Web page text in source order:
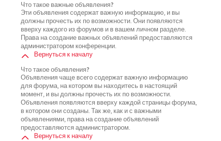
Что такое важные объявления?
Эти объявления содержат важную информацию, и вы
должны прочесть их по возможности. Они появляются
вверху каждого из форумов и в вашем личном разделе.
Права на создание важных объявлений предоставляются
администратором конференции.
Вернуться к началу
Что такое объявления?
Объявления чаще всего содержат важную информацию
для форума, на котором вы находитесь в настоящий
момент, и вы должны прочесть их по возможности.
Объявления появляются вверху каждой страницы форума,
в котором они созданы. Так же, как и с важными
объявлениями, права на создание объявлений
предоставляются администратором.
Вернуться к началу